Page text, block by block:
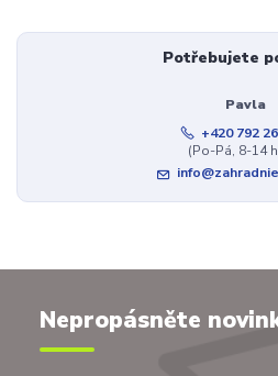
Potřebujete
Pavla
+420 792
(Po-Pá, 8-14
Nepropásněte